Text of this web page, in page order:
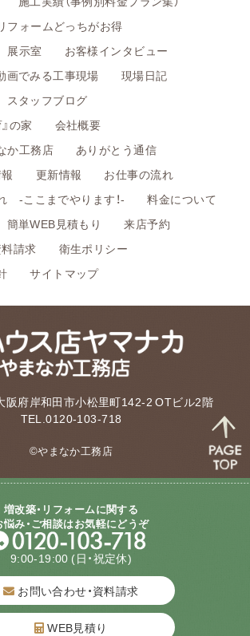
フォームどっちがお得
展示室
お客様インタビュー
画でみる工事現場
現場日記
スタッフブログ
の家
会社概要
か工務店
ありがとう通信
更新情報
お仕事の流れ
-ここまでやります！-
料金について
簡単WEB見積もり
来店予約
料請求
衛生ポリシー
サイトマップ
阪府岸和田市小松里町142-2 OTビル2階
TEL.0120-103-718
©やまなか工務店
増改築・リフォームに関する
悩み・ご相談はお気軽にどうぞ
9:00-19:00 (日・祝定休)
お問い合わせ・資料請求
WEB見積り